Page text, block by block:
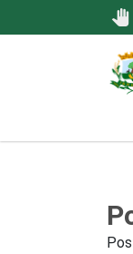
pan_tool